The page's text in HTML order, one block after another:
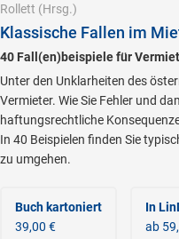
Rollett (Hrsg.)
Klassische Fallen im
40 Fall(en)beispiele für
Unter den Unklarheiten des
Vermieter. Wie Sie Fehler und
haftungsrechtliche
In 40 Beispielen finden Sie
zu umgehen.
Buch kartoniert
39,00 €
In
ab